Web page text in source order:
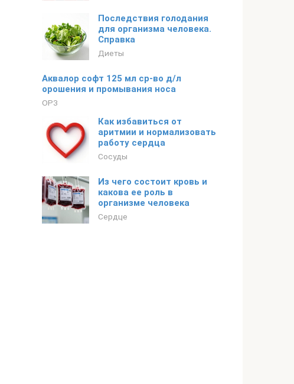
Последствия голодания
для организма человека.
Справка
Диеты
Аквалор софт 125 мл ср-во д/л
орошения и промывания носа
ОРЗ
Как избавиться от
аритмии и нормализовать
работу сердца
Сосуды
Из чего состоит кровь и
какова ее роль в
организме человека
Сердце